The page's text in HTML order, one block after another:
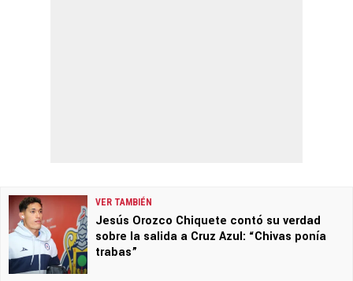
VER TAMBIÉN
Jesús Orozco Chiquete contó su verdad
sobre la salida a Cruz Azul: “Chivas ponía
trabas”